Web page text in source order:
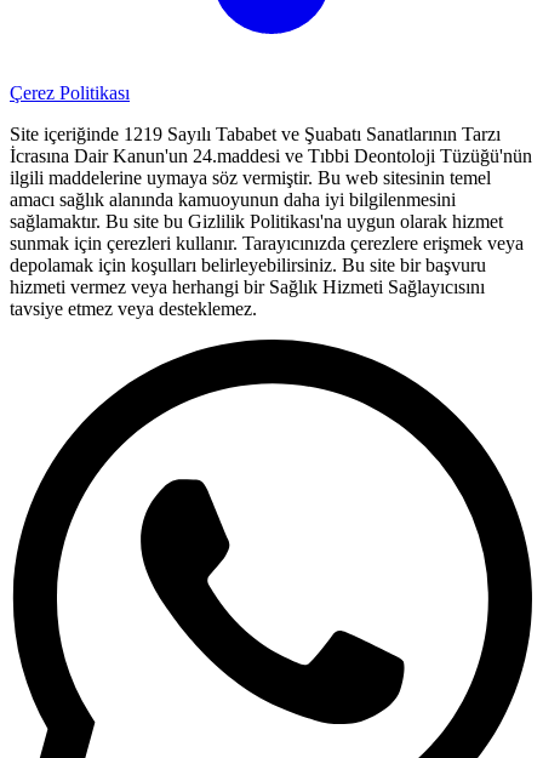
Çerez Politikası
Site içeriğinde 1219 Sayılı Tababet ve Şuabatı Sanatlarının Tarzı
İcrasına Dair Kanun'un 24.maddesi ve Tıbbi Deontoloji Tüzüğü'nün
ilgili maddelerine uymaya söz vermiştir. Bu web sitesinin temel
amacı sağlık alanında kamuoyunun daha iyi bilgilenmesini
sağlamaktır. Bu site bu Gizlilik Politikası'na uygun olarak hizmet
sunmak için çerezleri kullanır. Tarayıcınızda çerezlere erişmek veya
depolamak için koşulları belirleyebilirsiniz. Bu site bir başvuru
hizmeti vermez veya herhangi bir Sağlık Hizmeti Sağlayıcısını
tavsiye etmez veya desteklemez.